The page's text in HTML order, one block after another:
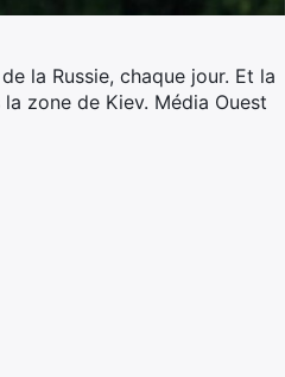
la Russie, chaque jour. Et la
zone de Kiev. Média Ouest